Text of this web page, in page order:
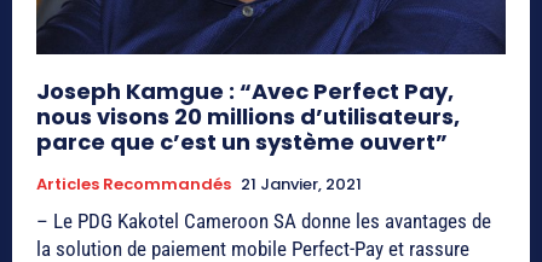
Joseph Kamgue : “Avec Perfect Pay,
nous visons 20 millions d’utilisateurs,
parce que c’est un système ouvert”
Articles Recommandés 21 Janvier, 2021
– Le PDG Kakotel Cameroon SA donne les avantages de
la solution de paiement mobile Perfect-Pay et rassure